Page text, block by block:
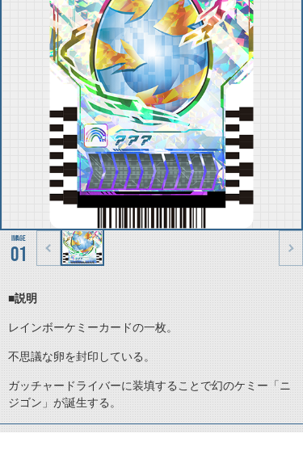
01
■説明
レインボーケミーカードの一枚。
不思議な卵を封印している。
ガッチャードライバーに装填することで幻のケミー「ニ
ジゴン」が誕生する。